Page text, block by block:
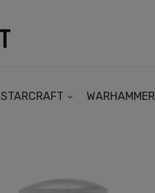
STARCRAFT WARHAMMER